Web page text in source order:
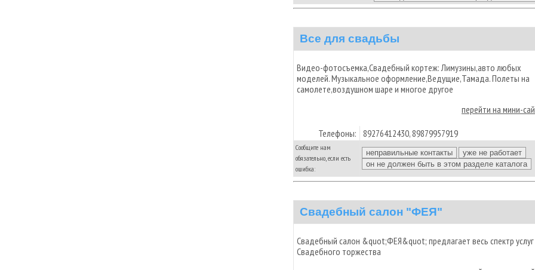
Все для свадьбы
Видео-фотосъемка,Свадебный кортеж: Лимузины,авто любых
моделей. Музыкальное оформление,Ведущие,Тамада. Полеты на
самолете,воздушном шаре и многое другое
перейти на мини-
Телефоны: 89276412430, 89879957919
Сообщите нам
обязательно, если есть
ошибка:
Свадебный салон "ФЕЯ"
Свадебный салон &quot;ФЕЯ&quot; предлагает весь спектр
Свадебного торжества